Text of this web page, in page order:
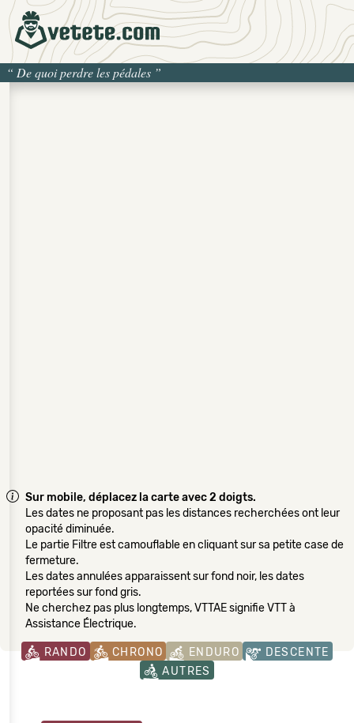
“ De quoi perdre les pédales ”
Sur mobile, déplacez la carte avec 2 doigts.
Les dates ne proposant pas les distances recherchées ont leur
opacité diminuée.
Le partie Filtre est camouflable en cliquant sur sa petite case de
fermeture.
Les dates annulées apparaissent sur fond noir, les dates
reportées sur fond gris.
Ne cherchez pas plus longtemps, VTTAE signifie VTT à
Assistance Électrique.
RANDO CHRONO ENDURO
DESCENTE
AUTRES